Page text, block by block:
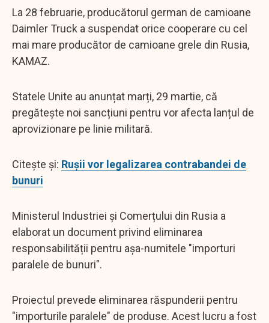
La 28 februarie, producătorul german de camioane
Daimler Truck a suspendat orice cooperare cu cel
mai mare producător de camioane grele din Rusia,
KAMAZ.
Statele Unite au anunțat marți, 29 martie, că
pregătește noi sancțiuni pentru vor afecta lanțul de
aprovizionare pe linie militară.
Citește și: Rușii vor legalizarea contrabandei de
bunuri
Ministerul Industriei și Comerțului din Rusia a
elaborat un document privind eliminarea
responsabilității pentru așa-numitele "importuri
paralele de bunuri".
Proiectul prevede eliminarea răspunderii pentru
"importurile paralele" de produse. Acest lucru a fost